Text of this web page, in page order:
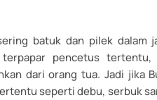
batuk dan pilek dalam
pencetus
dari orang tua. Jadi jika
seperti debu, serbuk